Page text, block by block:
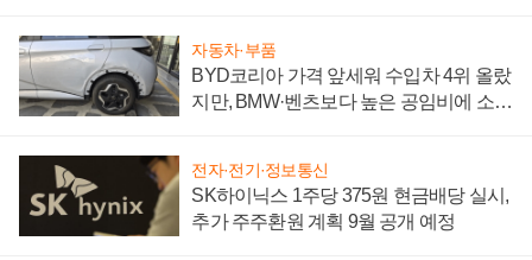
자동차·부품
BYD코리아 가격 앞세워 수입차 4위 올랐
지만, BMW·벤츠보다 높은 공임비에 소비
전자·전기·정보통신
SK하이닉스 1주당 375원 현금배당 실시,
추가 주주환원 계획 9월 공개 예정